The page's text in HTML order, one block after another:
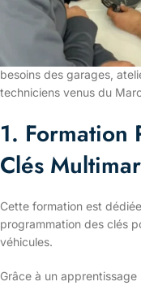
formation en
complètes pour les
programmation de clés
des véhicules. Nos
besoins des garages,
techniciens venus du
1. Formation
Clés
Cette formation est
programmation des clés
véhicules.
Grâce à un